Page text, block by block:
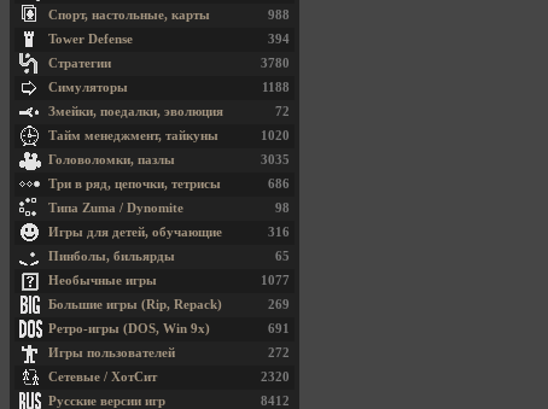
988
Спорт, настольные, карты
394
Tower Defense
3780
Стратегии
1188
Симуляторы
72
Змейки, поедалки, эволюция
1020
Тайм менеджмент, тайкуны
3035
Головоломки, пазлы
686
Три в ряд, цепочки, тетрисы
98
Типа Zuma / Dynomite
316
Игры для детей, обучающие
65
Пинболы, бильярды
1077
Необычные игры
269
Большие игры (Rip, Repack)
691
Ретро-игры (DOS, Win 9x)
272
Игры пользователей
2320
Сетевые / ХотСит
8412
Русские версии игр